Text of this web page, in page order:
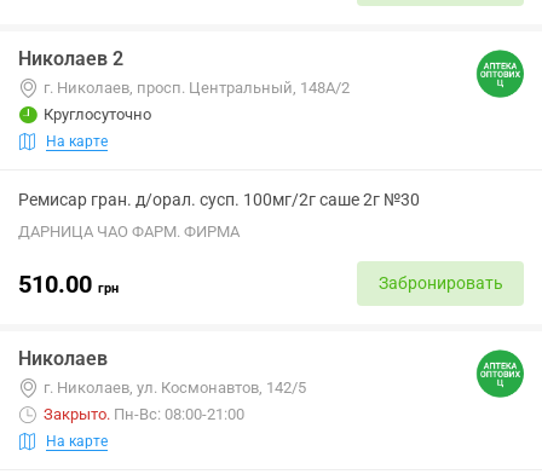
Николаев 2
г. Николаев, просп. Центральный, 148А/2
Круглосуточно
На карте
Ремисар гран. д/орал. сусп. 100мг/2г саше 2г №30
ДАРНИЦА ЧАО ФАРМ. ФИРМА
510.00 грн Забронировать
Николаев
г. Николаев, ул. Космонавтов, 142/5
Закрыто. Пн-Вс: 08:00-21:00
На карте